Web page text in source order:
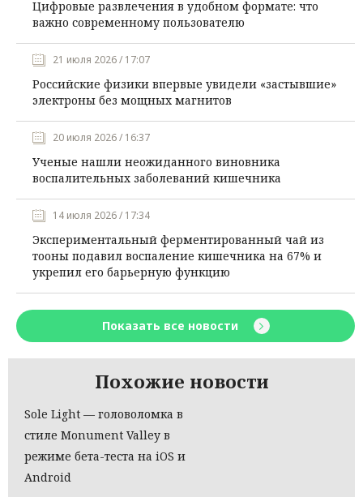
Цифровые развлечения в удобном формате: что
важно современному пользователю
21 июля 2026 / 17:07
Российские физики впервые увидели «застывшие»
электроны без мощных магнитов
20 июля 2026 / 16:37
Ученые нашли неожиданного виновника
воспалительных заболеваний кишечника
14 июля 2026 / 17:34
Экспериментальный ферментированный чай из
тооны подавил воспаление кишечника на 67% и
укрепил его барьерную функцию
Показать все новости
Похожие новости
Sole Light — головоломка в
стиле Monument Valley в
режиме бета-теста на iOS и
Android